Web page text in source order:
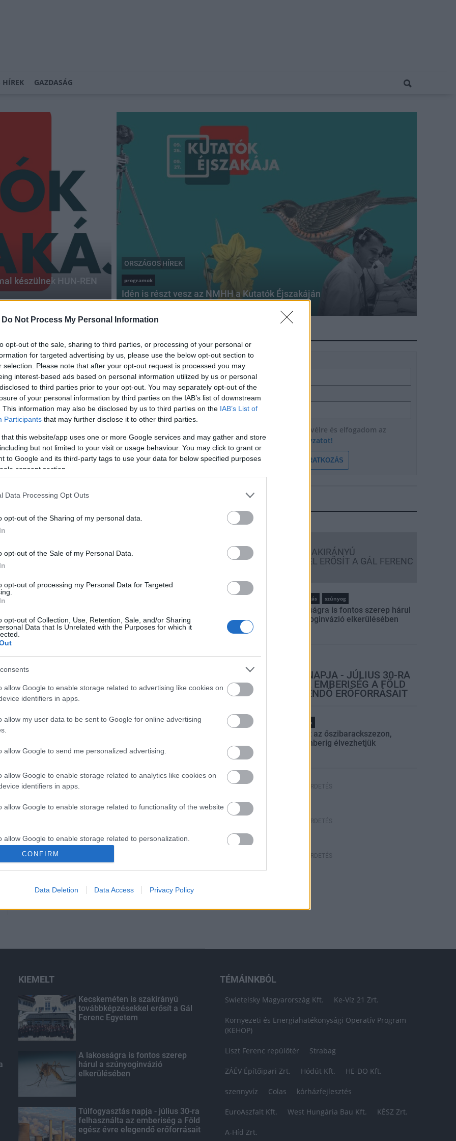
Do Not Process My Personal Information
opt-out of the sale, sharing to third parties, or processing of your personal or
for targeted advertising by us, please use the below opt-out section to
selection. Please note that after your opt-out request is processed you may
interest-based ads based on personal information utilized by us or personal
to third parties prior to your opt-out. You may separately opt-out of the
of your personal information by third parties on the IAB’s list of downstream
This information may also be disclosed by us to third parties on the IAB’s List of
Participants that may further disclose it to other third parties.
that this website/app uses one or more Google services and may gather and store
but not limited to your visit or usage behaviour. You may click to grant or
to Google and its third-party tags to use your data for below specified purposes
consent section.
Data Processing Opt Outs
opt-out of the Sharing of my personal data.
opt-out of the Sale of my Personal Data.
opt-out of processing my Personal Data for Targeted
opt-out of Collection, Use, Retention, Sale, and/or Sharing
Data that Is Unrelated with the Purposes for which it
allow Google to enable storage related to advertising like cookies on
identifiers in apps.
allow my user data to be sent to Google for online advertising
allow Google to send me personalized advertising.
allow Google to enable storage related to analytics like cookies on
identifiers in apps.
allow Google to enable storage related to functionality of the website
allow Google to enable storage related to personalization.
allow Google to enable storage related to security, including
CONFIRM
Data Deletion Data Access Privacy Policy
HÍREK GAZDASÁG
készülnek HUN-REN
ORSZÁGOS HÍREK
programok
Idén is részt vesz az NMHH a Kutatók Éjszakáján
Kutatók éjszakája - Országszerte csaknem 200
helyszínen várják a tudomány iránt
érdeklődőket
2023.09.27
Országos hírek
szeptember 29-én és 30-án, a Kutatók éjszakáján, az
sajtótájékoztatóján.
Országos hírek
Az egyetemek mellett kutatóintézetek, múzeumok,
levéltárak és több cég is készül programokkal a Kutatók
éjszakájára.
Név
E-mail cím
Feliratkozom a hírlevélre és elfogadom az
adatvédelmi szabályzatot!
FELIRATKOZÁS
KECSKEMÉTEN IS SZAKIRÁNYÚ
TOVÁBBKÉPZÉSEKKEL ERŐSÍT A GÁL FERENC
szúnyogirtás szúnyog
A lakosságra is fontos szerep hárul
a szúnyoginvázió elkerülésében
TÚLFOGYASZTÁS NAPJA - JÚLIUS 30-RA
FELHASZNÁLTA AZ EMBERISÉG A FÖLD
EGÉSZ ÉVRE ELEGENDŐ ERŐFORRÁSAIT
Helyi hírek
Beindult az őszibarackszezon,
szeptemberig élvezhetjük
HIRDETÉS
HIRDETÉS
HIRDETÉS
KIEMELT
Kecskeméten is szakirányú
továbbképzésekkel erősít a Gál
Ferenc Egyetem
A lakosságra is fontos szerep
hárul a szúnyoginvázió
elkerülésében
Túlfogyasztás napja - július 30-ra
felhasználta az emberiség a Föld
egész évre elegendő erőforrásait
TÉMÁINKBÓL
Swietelsky Magyarország Kft. Ke-Víz 21 Zrt.
Környezeti és Energiahatékonysági Operatív Program
(KEHOP)
Liszt Ferenc repülőtér Strabag
ZÁÉV Építőipari Zrt. Hódút Kft. HE-DO Kft.
szennyvíz Colas kórházfejlesztés
EuroAszfalt Kft. West Hungária Bau Kft. KÉSZ Zrt.
A-Híd Zrt.